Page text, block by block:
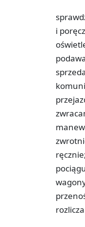
i